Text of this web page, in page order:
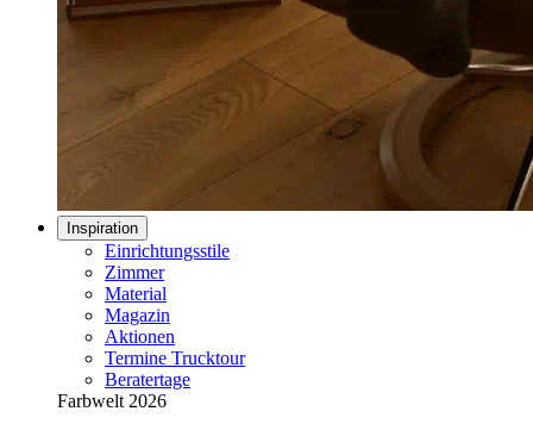
Inspiration
Einrichtungsstile
Zimmer
Material
Magazin
Aktionen
Termine Trucktour
Beratertage
Farbwelt 2026